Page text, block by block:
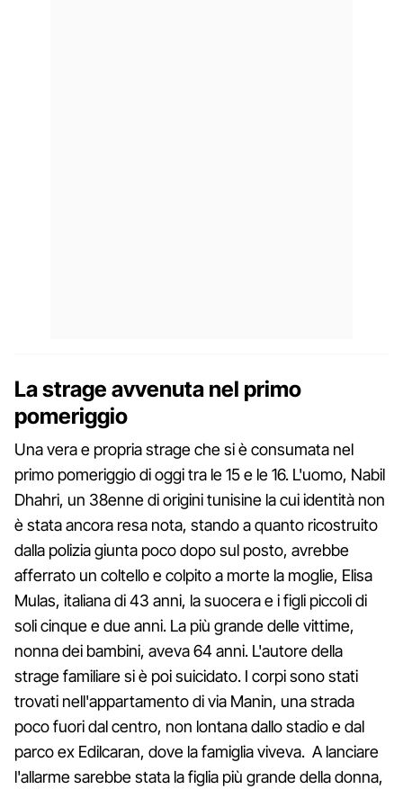
La strage avvenuta nel primo
pomeriggio
Una vera e propria strage che si è consumata nel
primo pomeriggio di oggi tra le 15 e le 16. L'uomo, Nabil
Dhahri, un 38enne di origini tunisine la cui identità non
è stata ancora resa nota, stando a quanto ricostruito
dalla polizia giunta poco dopo sul posto, avrebbe
afferrato un coltello e colpito a morte la moglie, Elisa
Mulas, italiana di 43 anni, la suocera e i figli piccoli di
soli cinque e due anni. La più grande delle vittime,
nonna dei bambini, aveva 64 anni. L'autore della
strage familiare si è poi suicidato. I corpi sono stati
trovati nell'appartamento di via Manin, una strada
poco fuori dal centro, non lontana dallo stadio e dal
parco ex Edilcaran, dove la famiglia viveva. A lanciare
l'allarme sarebbe stata la figlia più grande della donna,